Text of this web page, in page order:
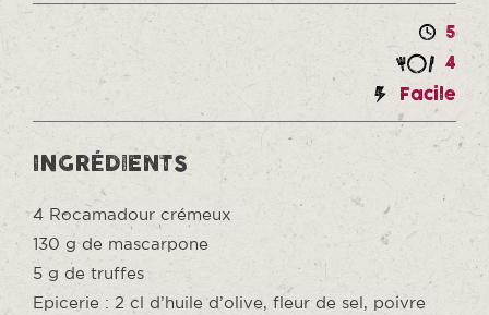
5
4
Facile
INGRÉDIENTS
4 Rocamadour crémeux
130 g de mascarpone
5 g de truffes
Epicerie : 2 cl d’huile d’olive, fleur de sel, poivre